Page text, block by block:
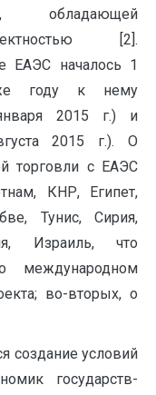
обладающей
[2].
ЕАЭС началось 1
году к нему
2015 г.) и
2015 г.). О
торговли с ЕАЭС
КНР, Египет,
Тунис, Сирия,
Израиль, что
международном
во-вторых, о
создание условий
государств-